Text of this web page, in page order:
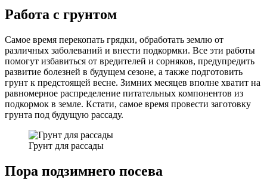
Работа с грунтом
Самое время перекопать грядки, обработать землю от
различных заболеваний и внести подкормки. Все эти работы
помогут избавиться от вредителей и сорняков, предупредить
развитие болезней в будущем сезоне, а также подготовить
грунт к предстоящей весне. Зимних месяцев вполне хватит на
равномерное распределение питательных компонентов из
подкормок в земле. Кстати, самое время провести заготовку
грунта под будущую рассаду.
Грунт для рассады
Пора подзимнего посева